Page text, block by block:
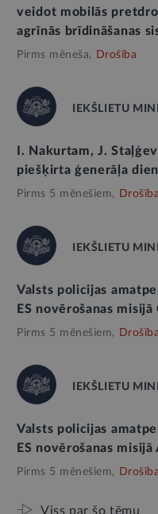
veidot mobilās
agrīnās brīdināšanas
Pirms mēneša, Drošība
IEKŠLIETU
I. Nakurtam, J.
piešķirta ģenerāļa
Pirms 5 mēnešiem, Drošība
IEKŠLIETU
Valsts policijas
ES novērošanas misijā
Pirms 5 mēnešiem, Drošība
IEKŠLIETU
Valsts policijas
ES novērošanas misijā
Pirms 5 mēnešiem, Drošība
Viss par šo tēmu